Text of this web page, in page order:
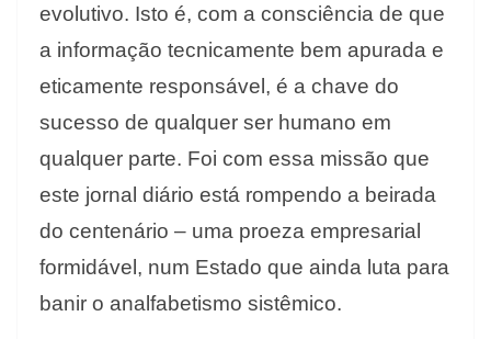
evolutivo. Isto é, com a consciência de que
a informação tecnicamente bem apurada e
eticamente responsável, é a chave do
sucesso de qualquer ser humano em
qualquer parte. Foi com essa missão que
este jornal diário está rompendo a beirada
do centenário – uma proeza empresarial
formidável, num Estado que ainda luta para
banir o analfabetismo sistêmico.